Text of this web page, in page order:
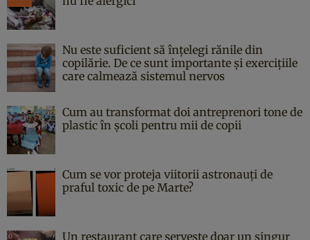
Nu este suficient să înțelegi rănile din
copilărie. De ce sunt importante și exercițiile
care calmează sistemul nervos
Cum au transformat doi antreprenori tone de
plastic în școli pentru mii de copii
Cum se vor proteja viitorii astronauți de
praful toxic de pe Marte?
Un restaurant care servește doar un singur